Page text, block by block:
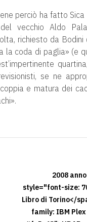
perciò ha fatto
vecchio Aldo
richiesto da Bodini
la coda di paglia» (e
se ne
e matura dei
2008
style="font-size:
Libro di Torino</
family: IBM